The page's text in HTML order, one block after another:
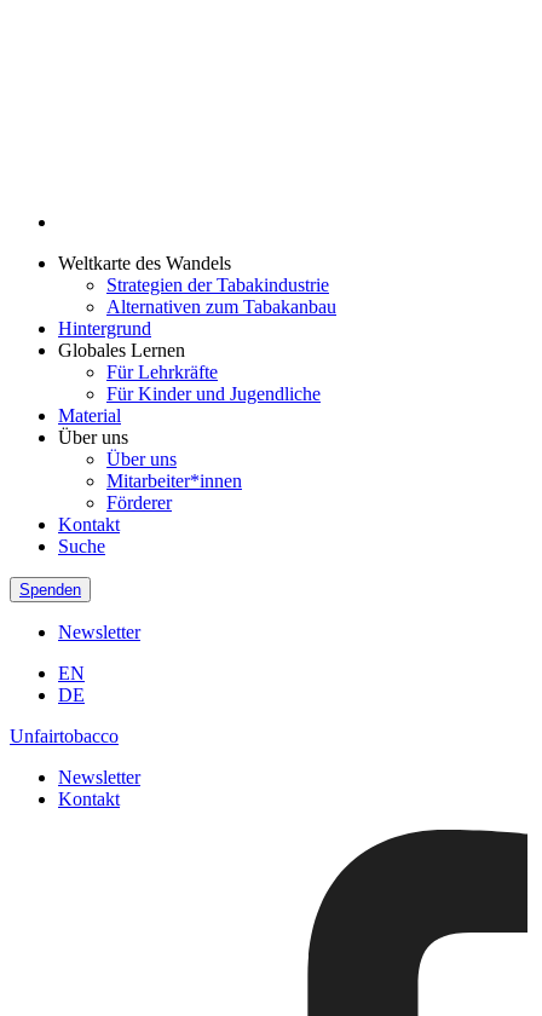
Weltkarte des Wandels
Strategien der Tabakindustrie
Alternativen zum Tabakanbau
Hintergrund
Globales Lernen
Für Lehrkräfte
Für Kinder und Jugendliche
Material
Über uns
Über uns
Mitarbeiter*innen
Förderer
Kontakt
Suche
Spenden
Newsletter
EN
DE
Unfairtobacco
Newsletter
Kontakt